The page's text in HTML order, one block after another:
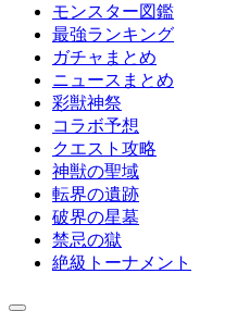
モンスター図鑑
最強ランキング
ガチャまとめ
ニュースまとめ
彩獣神祭
コラボ予想
クエスト攻略
神獣の聖域
転界の遺跡
破界の星墓
禁忌の獄
絶級トーナメント